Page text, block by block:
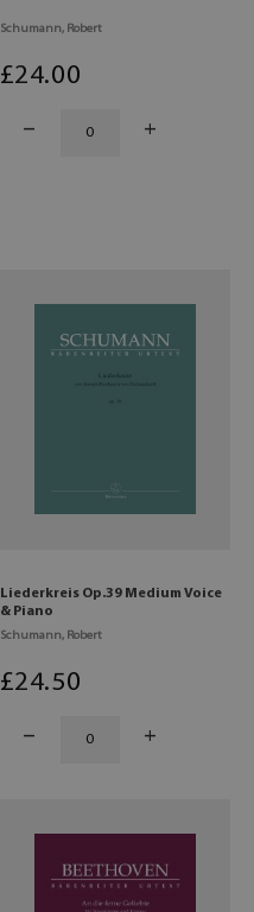
Schumann, Robert
£24.00
Liederkreis Op.39 Medium Voice
& Piano
Schumann, Robert
£24.50